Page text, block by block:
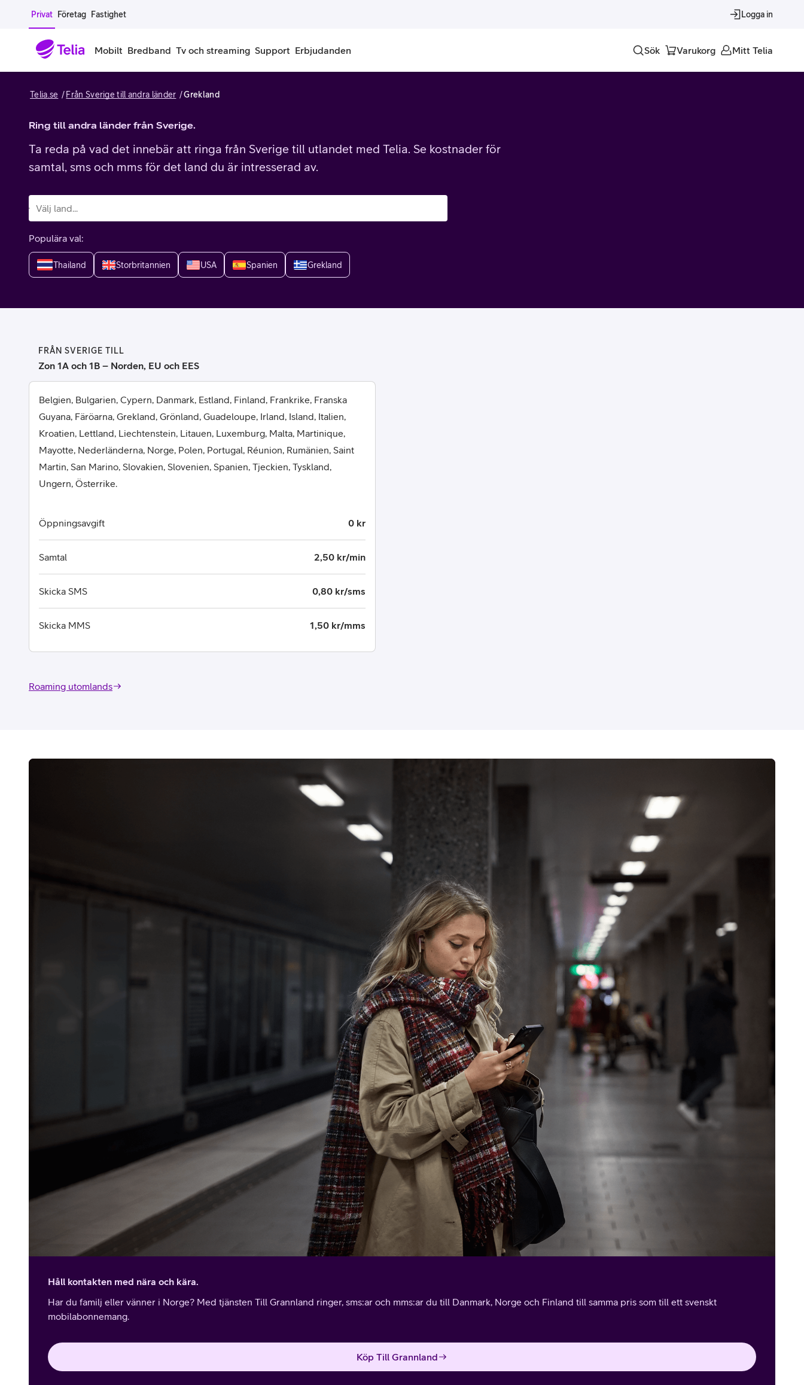
Gå till sidans innehåll
Privat Företag Fastighet Logga in
Mobilt
Mobiltelefoner
iPhone
Samsung Galaxy
Alla mobiltelefoner
Begagnade mobiltelefoner
Billiga mobiltelefoner
Hörlurar
Familjeabonnemang Ladda kontantkort
Apple Watch
Samsung Galaxy Watch
Alla smartwatches
4G/5G Surfplattor
Wifi Surfplattor
Bredband Tv och streaming Support Erbjudanden Sök Varukorg Mitt Telia
Telia.se Från Sverige till andra länder Grekland
Ring till andra länder från Sverige.
Ta reda på vad det innebär att ringa från Sverige till utlandet med Telia. Se kostnader för
samtal, sms och mms för det land du är intresserad av.
Populära val:
Thailand Storbritannien USA Spanien Grekland
FRÅN SVERIGE TILL
Zon 1A och 1B – Norden, EU och EES
Belgien, Bulgarien, Cypern, Danmark, Estland, Finland, Frankrike, Franska
Guyana, Färöarna, Grekland, Grönland, Guadeloupe, Irland, Island, Italien,
Kroatien, Lettland, Liechtenstein, Litauen, Luxemburg, Malta, Martinique,
Mayotte, Nederländerna, Norge, Polen, Portugal, Réunion, Rumänien, Saint
Martin, San Marino, Slovakien, Slovenien, Spanien, Tjeckien, Tyskland,
Ungern, Österrike.
Öppningsavgift 0 kr
Samtal 2,50 kr/min
Skicka SMS 0,80 kr/sms
Skicka MMS 1,50 kr/mms
Roaming utomlands
Håll kontakten med nära och kära.
Har du familj eller vänner i Norge? Med tjänsten Till Grannland ringer, sms:ar och mms:ar du till Danmark, Norge och Finland till samma pris som till ett svenskt
mobilabonnemang.
Köp Till Grannland